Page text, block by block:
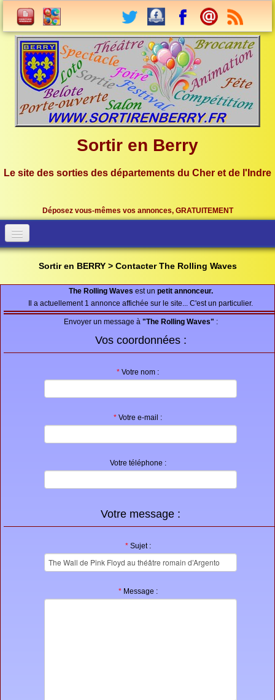
Sortir en Berry
Le site des sorties des départements du Cher et de l'Indre
Déposez vous-mêmes vos annonces, GRATUITEMENT
Partenaires
Recherche
Sortir en BERRY > Contacter The Rolling Waves
The Rolling Waves est un petit annonceur.
Il a actuellement 1 annonce affichée sur le site... C'est un particulier.
Envoyer un message à "The Rolling Waves" :
Vos coordonnées :
* Votre nom :
* Votre e-mail :
Votre téléphone :
Votre message :
*Sujet :
*Message :